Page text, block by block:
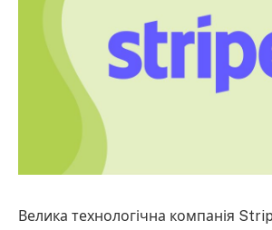
Велика технологічна компанія